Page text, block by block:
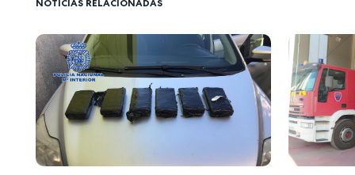
NOTICIAS RELACIONADAS